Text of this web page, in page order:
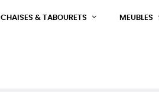
CHAISES & TABOURETS MEUBLES